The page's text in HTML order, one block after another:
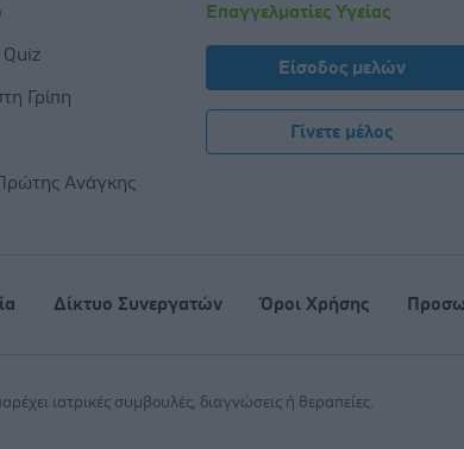
Quiz
Γρίπη
Ανάγκης
Επαγγελματίες Υγείας
Είσοδος μελών
Γίνετε μέλος
Δίκτυο Συνεργατών Όροι Χρήσης
ιατρικές συμβουλές, διαγνώσεις ή θεραπείες.